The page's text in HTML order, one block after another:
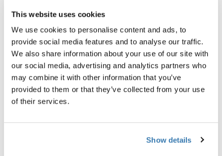
This website uses cookies
We use cookies to personalise content and ads, to
provide social media features and to analyse our traffic.
We also share information about your use of our site with
our social media, advertising and analytics partners who
may combine it with other information that you’ve
provided to them or that they’ve collected from your use
of their services.
Show details
Toggle overview
Productomschrijving
Toggle features
Alle eigenschappen
Toggle techspec
Technische specificaties
Instructies